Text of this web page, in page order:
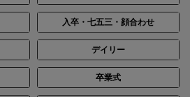
入卒・七五三・顔合わせ
デイリー
卒業式